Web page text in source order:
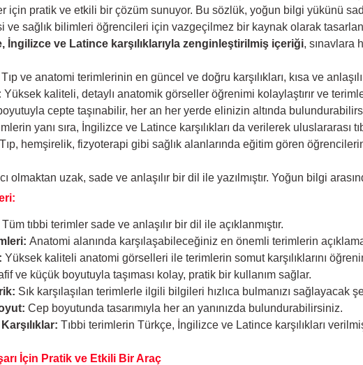
için pratik ve etkili bir çözüm sunuyor. Bu sözlük, yoğun bilgi yükünü
ve sağlık bilimleri öğrencileri için vazgeçilmez bir kaynak olarak
İngilizce ve Latince karşılıklarıyla zenginleştirilmiş içeriği, sınavlara
Tıp ve anatomi terimlerinin en güncel ve doğru karşılıkları, kısa ve
Yüksek kaliteli, detaylı anatomik görseller öğrenimi kolaylaştırır ve
cepte taşınabilir, her an her yerde elinizin altında
yanı sıra, İngilizce ve Latince karşılıkları da verilerek uluslararası
Tıp, hemşirelik, fizyoterapi gibi sağlık alanlarında eğitim gören
olmaktan uzak, sade ve anlaşılır bir dil ile yazılmıştır. Yoğun bilgi
Tüm tıbbi terimler sade ve anlaşılır bir dil ile açıklanmıştır.
Anatomi alanında karşılaşabileceğiniz en önemli terimlerin
Yüksek kaliteli anatomi görselleri ile terimlerin somut karşılıklarını
ve küçük boyutuyla taşıması kolay, pratik bir kullanım sağlar.
Sık karşılaşılan terimlerle ilgili bilgileri hızlıca bulmanızı sağlayacak
Cep boyutunda tasarımıyla her an yanınızda bulundurabilirsiniz.
Tıbbi terimlerin Türkçe, İngilizce ve Latince karşılıkları
İçin Pratik ve Etkili Bir Araç